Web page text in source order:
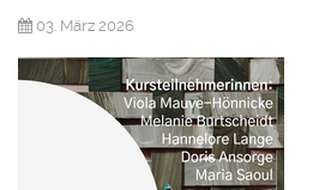
03. März 2026